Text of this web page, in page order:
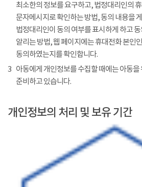
최소한의 정보를 요구하고, 법정대리인의
문자메시지로 확인하는 방법, 동의 내용을
법정대리인이 동의 여부를 표시하게 하고
알리는 방법, 웹 페이지에는 휴대전화 본인
동의하였는지를 확인합니다.
3 아동에게 개인정보를 수집할 때에는 아동
준비하고 있습니다.
개인정보의 처리 및 보유 기간